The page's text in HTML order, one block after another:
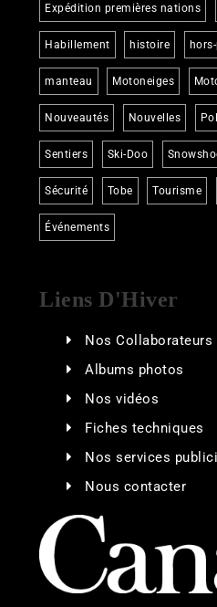
Expédition premières nations
Habillement histoire
manteau Motoneiges
Nouveautés Nouvelles
Sentiers Ski-Doo
Sécurité Tobe Tourisme
Événements
Liens D'Hiver
Nos Collaborateurs
Albums photos
Nos vidéos
Fiches techniques
Nos services
Nous contacter